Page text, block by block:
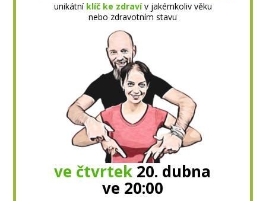
unikátní klíč ke zdravív jakémkoliv věku
nebo zdravotním stavu
ve čtvrtek 20. dubna
ve 20:00